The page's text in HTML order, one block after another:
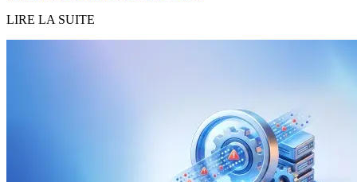
LIRE LA SUITE